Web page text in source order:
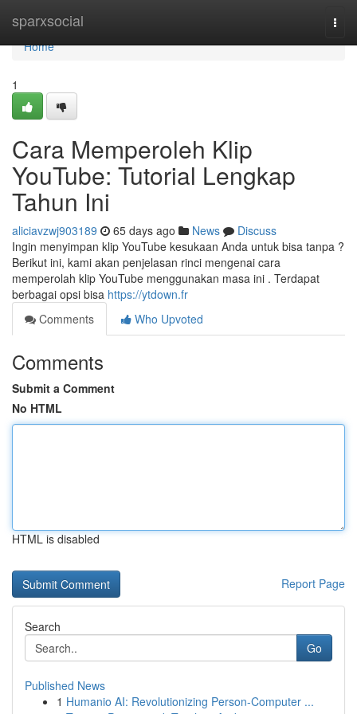
sparxsocial
Home
Home
1
Cara Memperoleh Klip
YouTube: Tutorial Lengkap
Tahun Ini
aliciavzwj903189 65 days ago News
Discuss
Ingin menyimpan klip YouTube kesukaan Anda untuk bisa tanpa ?
Berikut ini, kami akan penjelasan rinci mengenai cara
memperolah klip YouTube menggunakan masa ini . Terdapat
berbagai opsi bisa https://ytdown.fr
Comments
Who Upvoted
Comments
Submit a Comment
No HTML
HTML is disabled
Report Page
Search
Go
Published News
1 Humanio AI: Revolutionizing Person-Computer ...